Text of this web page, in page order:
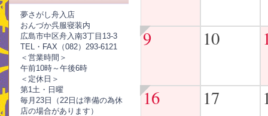
夢さがし舟入店
おんづか呉服寝装内
広島市中区舟入南3丁目13-3
TEL・FAX（082）293-6121
＜営業時間＞
午前10時～午後6時
＜定休日＞
第1土・日曜
毎月23日（22日は準備の為休
店の場合があります）
9 10
16 17